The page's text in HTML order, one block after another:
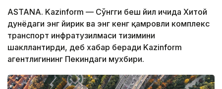
ASTANA. Kazinform — Сўнгги беш йил ичида Хитой
дунёдаги энг йирик ва энг кенг қамровли комплекс
транспорт инфратузилмаси тизимини
шакллантирди, деб хабар беради Kazinform
агентлигининг Пекиндаги мухбири.